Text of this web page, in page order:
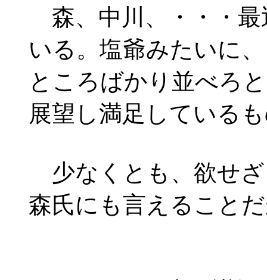
森、中川、・・・最
いる。塩爺みたいに
ところばかり並べろ
展望し満足している
少なくとも、欲せ
森氏にも言えること